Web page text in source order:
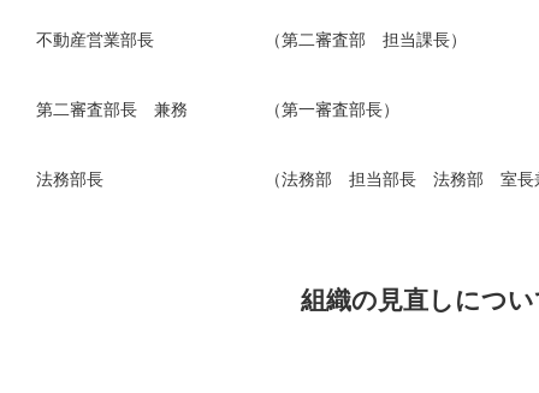
不動産営業部長 （第二審査部 担当課長）
第二審査部長 兼務 （第一審査部長）
法務部長 （法務部 担当部長 法務部 室長
組織の見直しにつ